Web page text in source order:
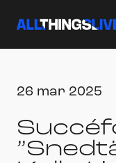
26 mar 2025